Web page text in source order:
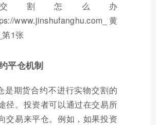
平仓机制
是期货合约不进行实物交割的
径。投资者可以通过在交易所
交易来平仓。例如，如果投资